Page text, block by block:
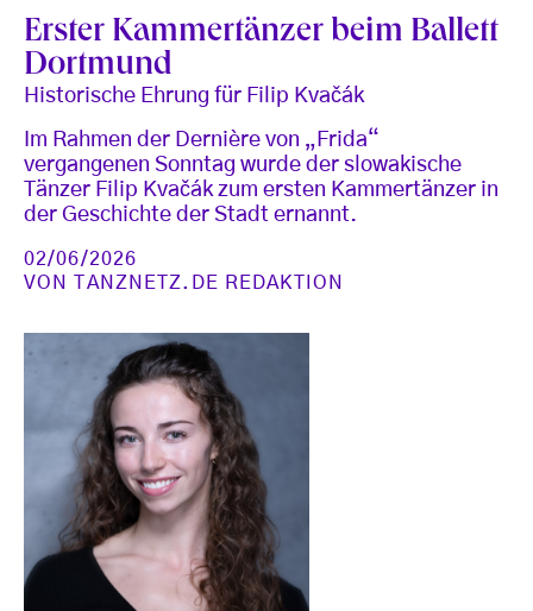
Erster Kammertänzer beim Ballett
Dortmund
Historische Ehrung für Filip Kvačák
Im Rahmen der Dernière von „Frida“
vergangenen Sonntag wurde der slowakische
Tänzer Filip Kvačák zum ersten Kammertänzer in
der Geschichte der Stadt ernannt.
02/06/2026
VON
TANZNETZ.DE REDAKTION